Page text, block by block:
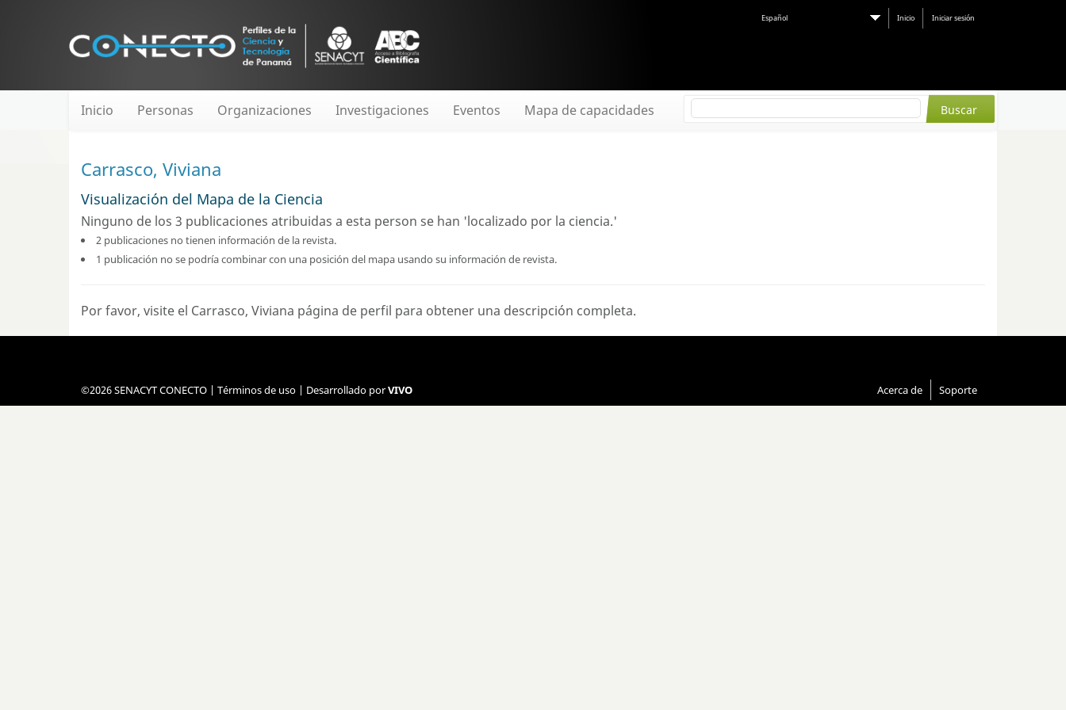
Español Inicio Iniciar sesión
Inicio Personas Organizaciones Investigaciones Eventos Mapa de capacidades
Carrasco, Viviana
Visualización del Mapa de la Ciencia
Ninguno de los 3 publicaciones atribuidas a esta person se han 'localizado por la ciencia.'
2 publicaciones no tienen información de la revista.
1 publicación no se podría combinar con una posición del mapa usando su información de revista.
Por favor, visite el Carrasco, Viviana página de perfil para obtener una descripción completa.
©2026 SENACYT CONECTO | Términos de uso | Desarrollado porVIVO Acerca de Soporte